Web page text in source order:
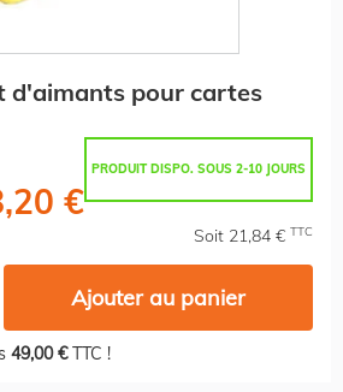
d'aimants pour cartes
PRODUIT DISPO. SOUS 2-10 JOURS
€
Soit 21,84 € TTC
Ajouter au panier
49,00 €TTC !